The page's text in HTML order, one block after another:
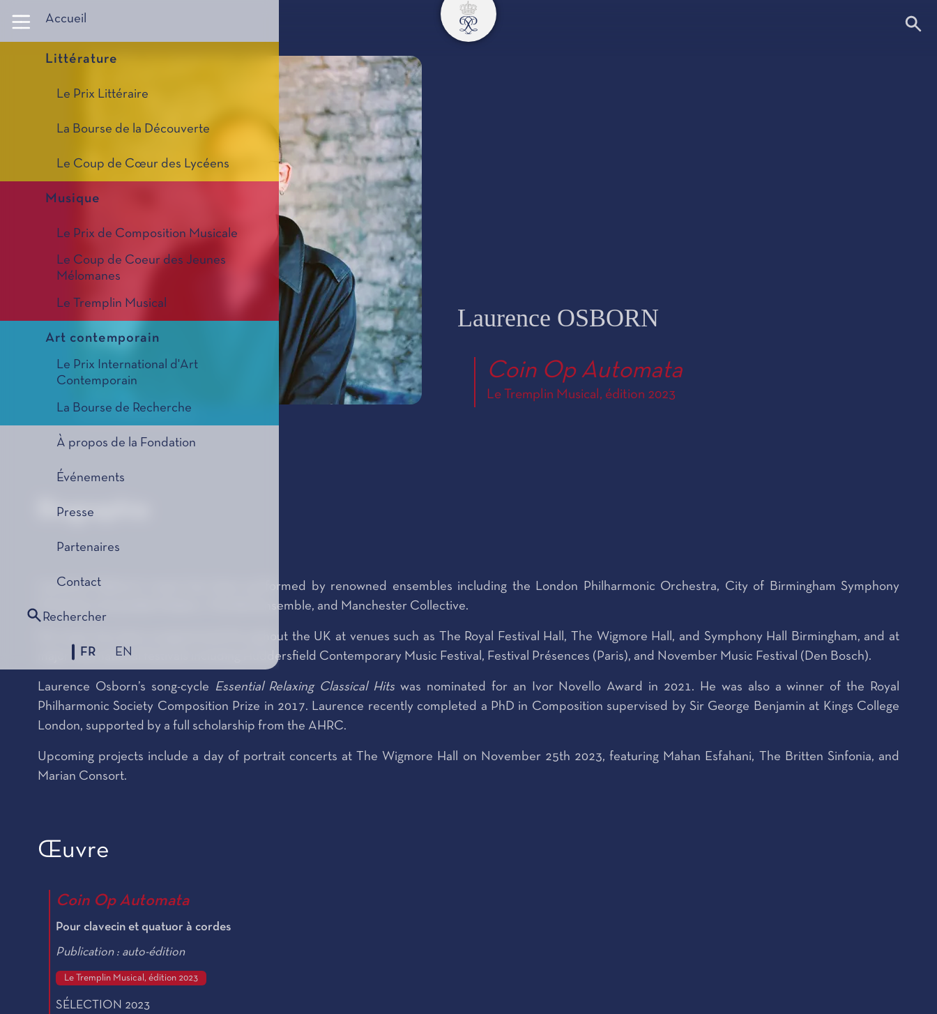
Accueil
Littérature
Le Prix Littéraire
La Bourse de la Découverte
Le Coup de Cœur des Lycéens
Musique
Le Prix de Composition Musicale
Le Coup de Coeur des Jeunes
Mélomanes
Le Tremplin Musical
Art contemporain
Le Prix International d'Art
Contemporain
La Bourse de Recherche
À propos de la Fondation
Événements
Presse
Partenaires
Contact
Rechercher
FR EN
© www.rayfieldallied.com
Laurence OSBORN
Coin Op Automata
Le Tremplin Musical, édition 2023
Biographie
Laurence Osborn’s music has been performed by renowned ensembles including the London Philharmonic Orchestra, City of Birmingham Symphony
Orchestra, Ensemble Modern, The Riot Ensemble, and Manchester Collective.
His music has been programmed throughout the UK at venues such as The Royal Festival Hall, The Wigmore Hall, and Symphony Hall Birmingham, and at
major international festivals including Huddersfield Contemporary Music Festival, Festival Présences (Paris), and November Music Festival (Den Bosch).
Laurence Osborn’s song-cycle Essential Relaxing Classical Hitswas nominated for an Ivor Novello Award in 2021. He was also a winner of the Royal
Philharmonic Society Composition Prize in 2017. Laurence recently completed a PhD in Composition supervised by Sir George Benjamin at Kings College
London, supported by a full scholarship from the AHRC.
Upcoming projects include a day of portrait concerts at The Wigmore Hall on November 25th 2023, featuring Mahan Esfahani, The Britten Sinfonia, and
Marian Consort.
Œuvre
Coin Op Automata
Pour clavecin et quatuor à cordes
Publication : auto-édition
Le Tremplin Musical, édition 2023
SÉLECTION 2023